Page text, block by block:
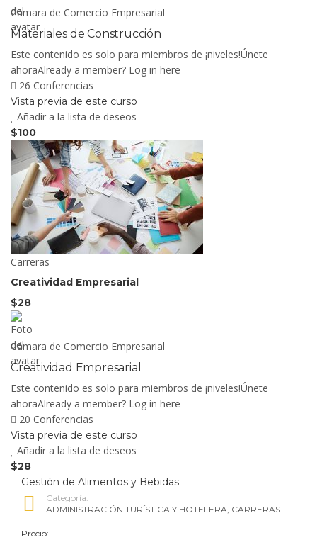
Cámara de Comercio Empresarial
Materiales de Construcción
Este contenido es solo para miembros de ¡niveles!Únete
ahoraAlready a member? Log in here
26 Conferencias
Vista previa de este curso
Añadir a la lista de deseos
$100
Carreras
Creatividad Empresarial
$28
Cámara de Comercio Empresarial
Creatividad Empresarial
Este contenido es solo para miembros de ¡niveles!Únete
ahoraAlready a member? Log in here
20 Conferencias
Vista previa de este curso
Añadir a la lista de deseos
$28
Gestión de Alimentos y Bebidas
Categoría:
ADMINISTRACIÓN TURÍSTICA Y HOTELERA, CARRERAS
Precio: